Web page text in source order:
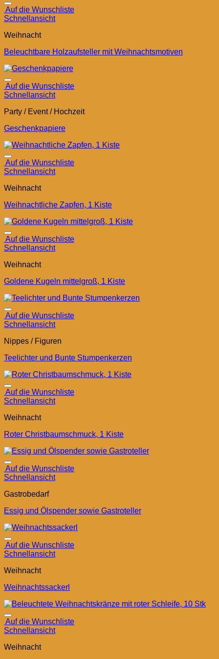
Auf die Wunschliste
Schnellansicht
Weihnacht
Beleuchtbare Holzaufsteller mit Weihnachtsmotiven
Auf die Wunschliste
Schnellansicht
Party / Event / Hochzeit
Geschenkpapiere
Auf die Wunschliste
Schnellansicht
Weihnacht
Weihnachtliche Zapfen, 1 Kiste
Auf die Wunschliste
Schnellansicht
Weihnacht
Goldene Kugeln mittelgroß, 1 Kiste
Auf die Wunschliste
Schnellansicht
Nippes / Figuren
Teelichter und Bunte Stumpenkerzen
Auf die Wunschliste
Schnellansicht
Weihnacht
Roter Christbaumschmuck, 1 Kiste
Auf die Wunschliste
Schnellansicht
Gastrobedarf
Essig und Ölspender sowie Gastroteller
Auf die Wunschliste
Schnellansicht
Weihnacht
Weihnachtssackerl
Auf die Wunschliste
Schnellansicht
Weihnacht